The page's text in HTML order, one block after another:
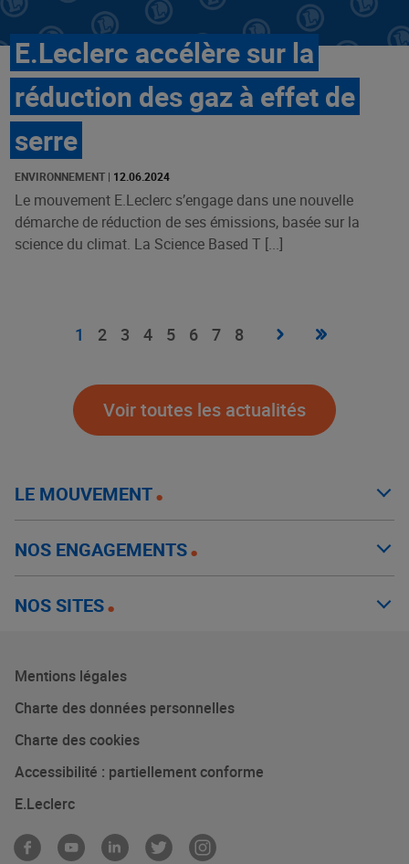
E.Leclerc accélère sur la
réduction des gaz à effet de
serre
ENVIRONNEMENT | 12.06.2024
Le mouvement E.Leclerc s’engage dans une nouvelle
démarche de réduction de ses émissions, basée sur la
science du climat. La Science Based T [...]
Page
1 Page
2 Page
3 Page
4 Page
5 Page
6 Page
7 Page
8
Page
Dernière
»
Voir toutes les actualités
LE MOUVEMENT
NOS ENGAGEMENTS
NOS SITES
Mentions légales
Charte des données personnelles
Charte des cookies
Accessibilité : partiellement conforme
E.Leclerc